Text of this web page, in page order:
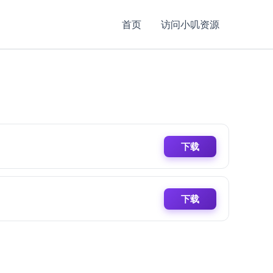
首页 访问小叽资源
下载
下载